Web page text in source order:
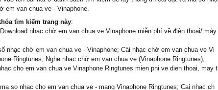
em van chua ve - Vinaphone.
tìm kiếm trang này:
nhạc chờ em van chua ve Vinaphone miễn phí về điện thoại/ máy
nhạc chờ em van chua ve - Vinaphone; Cài nhạc chờ em van chua ve Vi
Ringtunes; Nghe nhạc chờ em van chua ve (Vinaphone Ringtunes);
cho em van chua ve Vinaphone Ringtunes mien phi ve dien thoai, may t
so nhac cho em van chua ve - mang Vinaphone Ringtunes; Cai nhac ch